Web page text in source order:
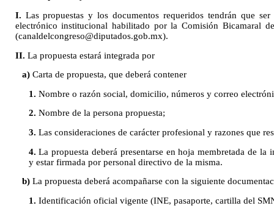
I. Las propuestas y los documentos requeridos tendrán que
electrónico institucional habilitado por la Comisión Bicamaral
(canaldelcongreso@diputados.gob.mx).
II. La propuesta estará integrada por
a)Carta de propuesta, que deberá contener
1. Nombre o razón social, domicilio, números y correo
2. Nombre de la persona propuesta;
3. Las consideraciones de carácter profesional y razones que
4. La propuesta deberá presentarse en hoja membretada de
y estar firmada por personal directivo de la misma.
b) La propuesta deberá acompañarse con la siguiente
1. Identificación oficial vigente (INE, pasaporte, cartilla del